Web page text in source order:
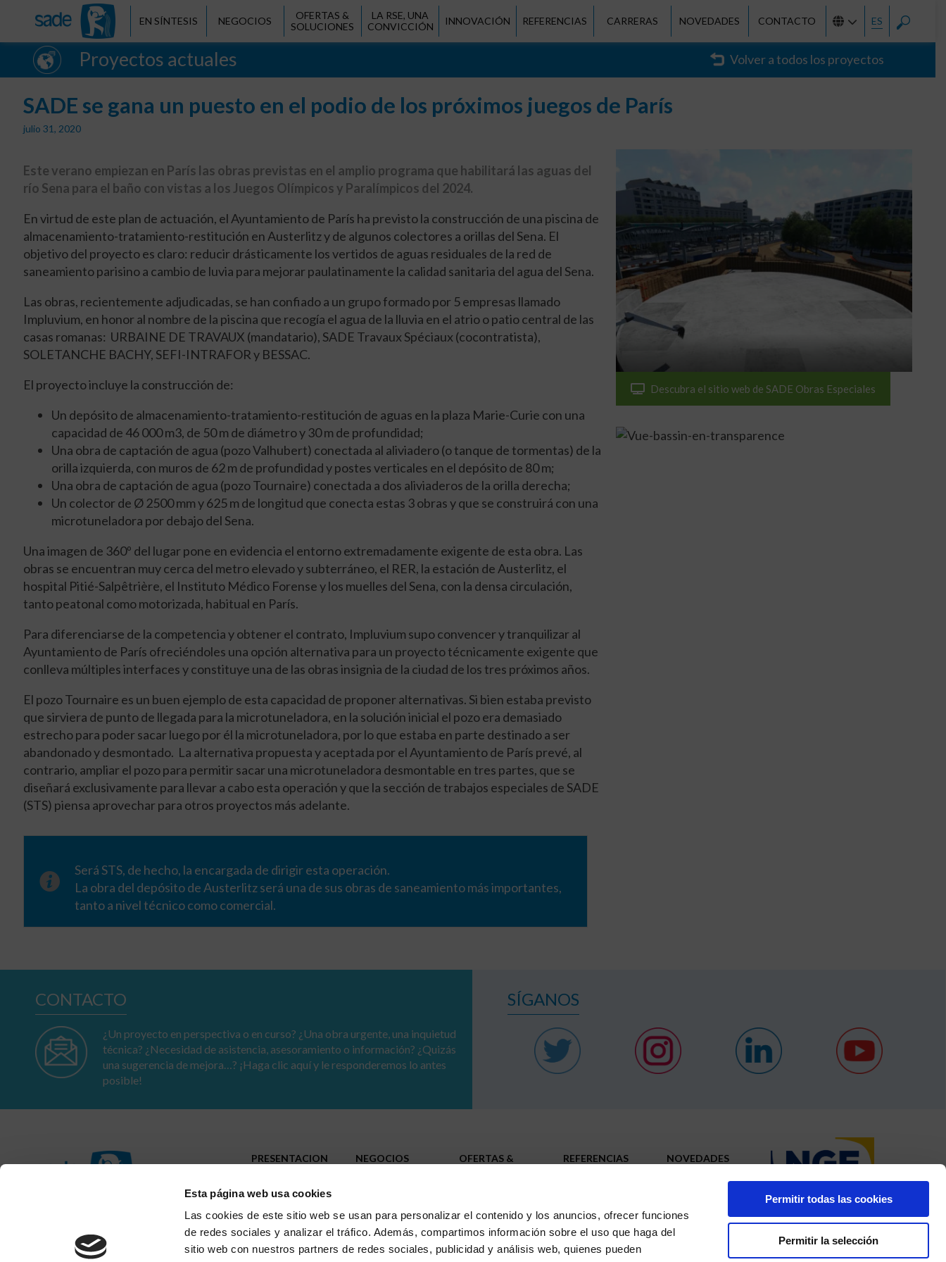
Esta página web usa cookies
Las cookies de este sitio web se usan para personalizar el contenido y los anuncios, ofrecer funciones
de redes sociales y analizar el tráfico. Además, compartimos información sobre el uso que haga del
sitio web con nuestros partners de redes sociales, publicidad y análisis web, quienes pueden
Permitir todas las cookies
Permitir la selección
EN SÍNTESIS NEGOCIOS
OFERTAS &
SOLUCIONES
LA RSE, UNA
CONVICCIÓN
INNOVACIÓN REFERENCIAS CARRERAS NOVEDADES CONTACTO ES
Proyectos actuales Volver a todos los proyectos
SADE se gana un puesto en el podio de los próximos juegos de París
julio 31, 2020
Este verano empiezan en París las obras previstas en el amplio programa que habilitará las aguas del
río Sena para el baño con vistas a los Juegos Olímpicos y Paralímpicos del 2024.
En virtud de este plan de actuación, el Ayuntamiento de París ha previsto la construcción de una piscina de
almacenamiento-tratamiento-restitución en Austerlitz y de algunos colectores a orillas del Sena. El
objetivo del proyecto es claro: reducir drásticamente los vertidos de aguas residuales de la red de
saneamiento parisino a cambio de luvia para mejorar paulatinamente la calidad sanitaria del agua del Sena.
Las obras, recientemente adjudicadas, se han confiado a un grupo formado por 5 empresas llamado
Impluvium, en honor al nombre de la piscina que recogía el agua de la lluvia en el atrio o patio central de las
casas romanas: URBAINE DE TRAVAUX (mandatario), SADE Travaux Spéciaux (cocontratista),
SOLETANCHE BACHY, SEFI-INTRAFOR y BESSAC.
El proyecto incluye la construcción de:
Un depósito de almacenamiento-tratamiento-restitución de aguas en la plaza Marie-Curie con una
capacidad de 46 000 m3, de 50 m de diámetro y 30 m de profundidad;
Una obra de captación de agua (pozo Valhubert) conectada al aliviadero (o tanque de tormentas) de la
orilla izquierda, con muros de 62 m de profundidad y postes verticales en el depósito de 80 m;
Una obra de captación de agua (pozo Tournaire) conectada a dos aliviaderos de la orilla derecha;
Un colector de Ø 2500 mm y 625 m de longitud que conecta estas 3 obras y que se construirá con una
microtuneladora por debajo del Sena.
Una imagen de 360º del lugar pone en evidencia el entorno extremadamente exigente de esta obra. Las
obras se encuentran muy cerca del metro elevado y subterráneo, el RER, la estación de Austerlitz, el
hospital Pitié-Salpêtrière, el Instituto Médico Forense y los muelles del Sena, con la densa circulación,
tanto peatonal como motorizada, habitual en París.
Para diferenciarse de la competencia y obtener el contrato, Impluvium supo convencer y tranquilizar al
Ayuntamiento de París ofreciéndoles una opción alternativa para un proyecto técnicamente exigente que
conlleva múltiples interfaces y constituye una de las obras insignia de la ciudad de los tres próximos años.
El pozo Tournaire es un buen ejemplo de esta capacidad de proponer alternativas. Si bien estaba previsto
que sirviera de punto de llegada para la microtuneladora, en la solución inicial el pozo era demasiado
estrecho para poder sacar luego por él la microtuneladora, por lo que estaba en parte destinado a ser
abandonado y desmontado. La alternativa propuesta y aceptada por el Ayuntamiento de París prevé, al
contrario, ampliar el pozo para permitir sacar una microtuneladora desmontable en tres partes, que se
diseñará exclusivamente para llevar a cabo esta operación y que la sección de trabajos especiales de SADE
(STS) piensa aprovechar para otros proyectos más adelante.
Será STS, de hecho, la encargada de dirigir esta operación.
La obra del depósito de Austerlitz será una de sus obras de saneamiento más importantes,
tanto a nivel técnico como comercial.
Descubra el sitio web de SADE Obras Especiales
CONTACTO
¿Un proyecto en perspectiva o en curso? ¿Una obra urgente, una inquietud
técnica? ¿Necesidad de asistencia, asesoramiento o información? ¿Quizás
una sugerencia de mejora…? ¡Haga clic aquí y le responderemos lo antes
posible!
SÍGANOS
23-25 av. du Docteur Lannelongue
PRESENTACION
Presencia
NEGOCIOS
OFERTAS &
Grandes infraestructuras
REFERENCIAS
NOSOTROS
NOVEDADES